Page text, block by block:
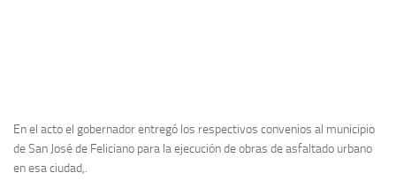
En el acto el gobernador entregó los respectivos convenios al municipio
de San José de Feliciano para la ejecución de obras de asfaltado urbano
en esa ciudad,.